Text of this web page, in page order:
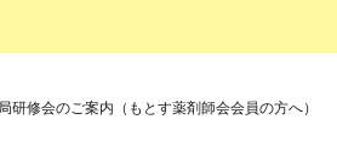
修会のご案内（もとす薬剤師会会員の方へ）